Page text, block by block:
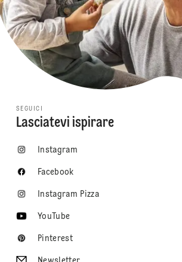
SEGUICI
Lasciatevi ispirare
Instagram
Facebook
Instagram Pizza
YouTube
Pinterest